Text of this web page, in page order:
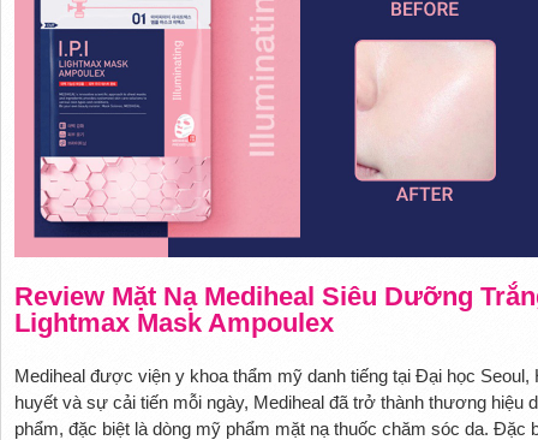
Review Mặt Nạ Mediheal Siêu Dưỡng
Lightmax Mask Ampoulex
Mediheal được viện y khoa thẩm mỹ danh tiếng tại Đại học
huyết và sự cải tiến mỗi ngày, Mediheal đã trở thành thương hiệu
phẩm, đặc biệt là dòng mỹ phẩm mặt nạ thuốc chăm sóc da. Đặc